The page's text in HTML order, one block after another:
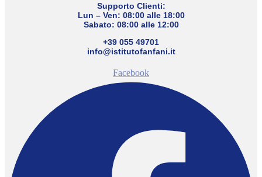
Supporto Clienti:
Lun – Ven: 08:00 alle 18:00
Sabato: 08:00 alle 12:00
+39 055 49701
info@istitutofanfani.it
Facebook